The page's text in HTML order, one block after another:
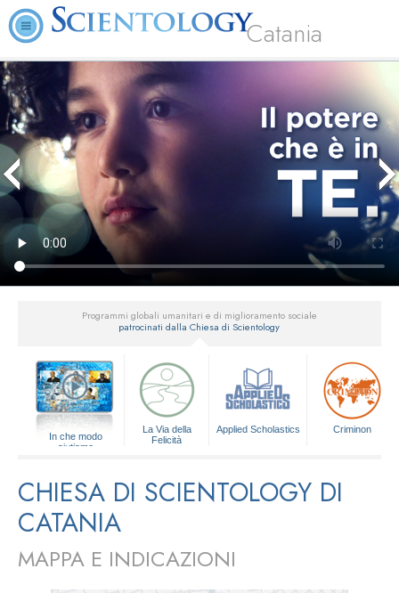
Catania
Programmi globali umanitari e di miglioramento sociale
patrocinati dalla Chiesa di Scientology
In che modo
aiutiamo
La Via della
Felicità
Applied Scholastics Criminon
CHIESA DI SCIENTOLOGY DI
CATANIA
MAPPA E INDICAZIONI